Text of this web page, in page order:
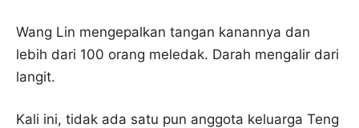
Wang Lin mengepalkan tangan kanannya dan
lebih dari 100 orang meledak. Darah mengalir dari
langit.
Kali ini, tidak ada satu pun anggota keluarga Teng